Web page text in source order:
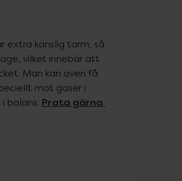
extra känslig tarm, så
vilket innebär att
Man kan även få
mot gaser i
balans. Prata gärna